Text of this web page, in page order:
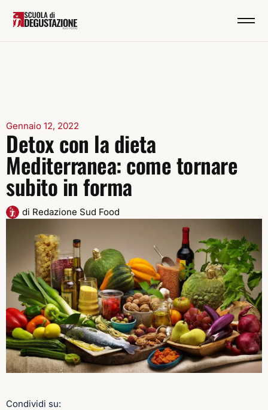
Gennaio 12, 2022
Detox con la dieta
Mediterranea: come tornare
subito in forma
di Redazione Sud Food
Condividi su: